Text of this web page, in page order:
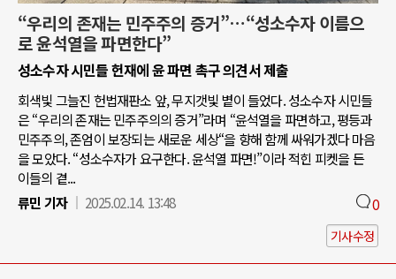
“우리의 존재는 민주주의 증거”…“성소수자 이름으
로 윤석열을 파면한다”
성소수자 시민들 헌재에 윤 파면 촉구 의견서 제출
회색빛 그늘진 헌법재판소 앞, 무지갯빛 볕이 들었다. 성소수자 시민들
은 “우리의 존재는 민주주의의 증거”라며 “윤석열을 파면하고, 평등과
민주주의, 존엄이 보장되는 새로운 세상“을 향해 함께 싸워가겠다 마음
을 모았다. “성소수자가 요구한다. 윤석열 파면!”이라 적힌 피켓을 든
이들의 곁...
류민 기자
2025.02.14. 13:48 0
기사수정